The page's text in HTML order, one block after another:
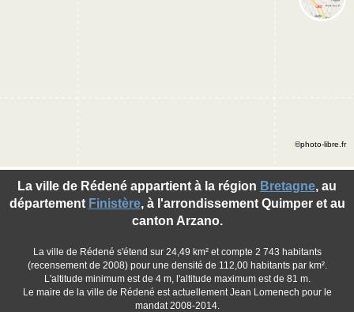
La ville de Rédené appartient à la région Bretagne, au
département Finistère, à l'arrondissement Quimper et au
canton Arzano.
La ville de Rédené s'étend sur 24,49 km² et compte 2 743 habitants
(recensement de 2008) pour une densité de 112,00 habitants par km².
L'altitude minimum est de 4 m, l'altitude maximum est de 81 m.
Le maire de la ville de Rédené est actuellement Jean Lomenech pour le
mandat 2008-2014.
©photo-libre.fr